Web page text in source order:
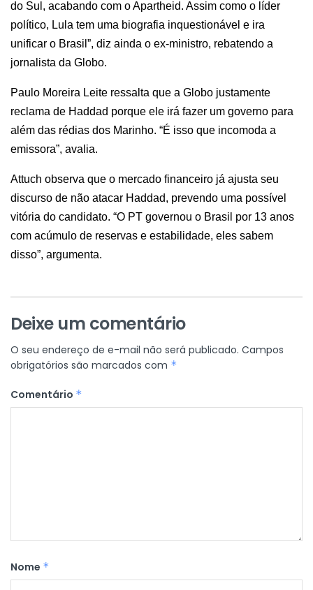
do Sul, acabando com o Apartheid. Assim como o líder
político, Lula tem uma biografia inquestionável e ira
unificar o Brasil”, diz ainda o ex-ministro, rebatendo a
jornalista da Globo.
Paulo Moreira Leite ressalta que a Globo justamente
reclama de Haddad porque ele irá fazer um governo para
além das rédias dos Marinho. “É isso que incomoda a
emissora”, avalia.
Attuch observa que o mercado financeiro já ajusta seu
discurso de não atacar Haddad, prevendo uma possível
vitória do candidato. “O PT governou o Brasil por 13 anos
com acúmulo de reservas e estabilidade, eles sabem
disso”, argumenta.
Deixe um comentário
O seu endereço de e-mail não será publicado. Campos
obrigatórios são marcados com *
Comentário *
Nome *